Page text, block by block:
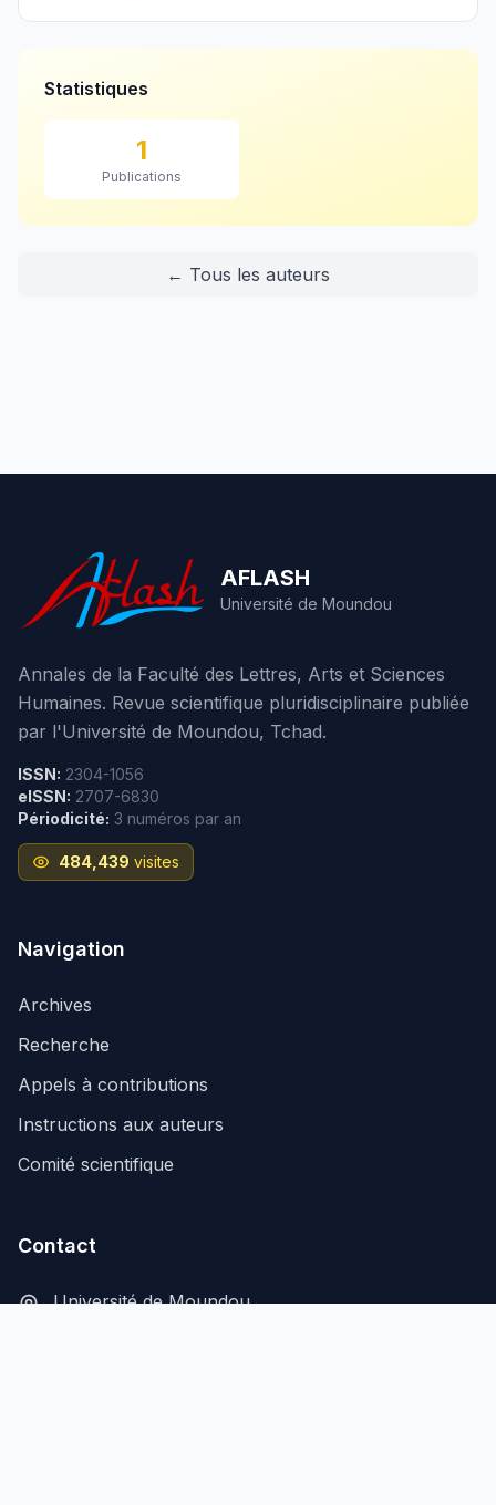
Statistiques
1
Publications
← Tous les auteurs
AFLASH
Université de Moundou
Annales de la Faculté des Lettres, Arts et Sciences
Humaines. Revue scientifique pluridisciplinaire publiée
par l'Université de Moundou, Tchad.
ISSN: 2304-1056
eISSN: 2707-6830
Périodicité: 3 numéros par an
484,439 visites
Navigation
Archives
Recherche
Appels à contributions
Instructions aux auteurs
Comité scientifique
Contact
Université de Moundou